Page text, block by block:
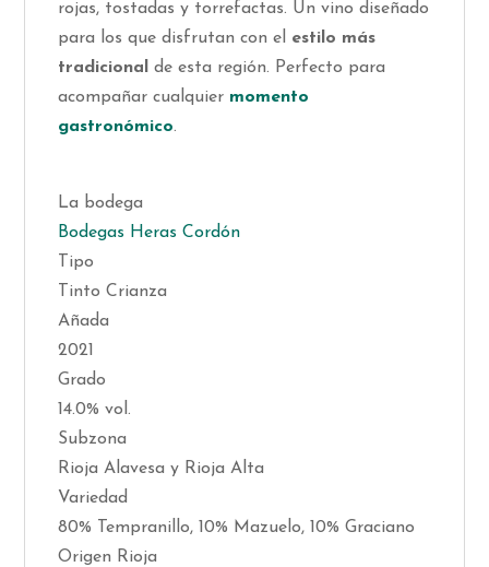
rojas, tostadas y torrefactas. Un vino diseñado
para los que disfrutan con el estilo más
tradicional
de esta región. Perfecto para
acompañar cualquier momento
gastronómico.
La bodega
Bodegas Heras Cordón
Tipo
Tinto Crianza
Añada
2021
Grado
14.0% vol.
Subzona
Rioja Alavesa y Rioja Alta
Variedad
80% Tempranillo, 10% Mazuelo, 10% Graciano
Origen Rioja